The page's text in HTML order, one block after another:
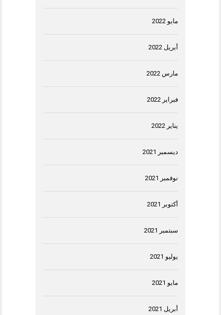
مايو 2022
أبريل 2022
مارس 2022
فبراير 2022
يناير 2022
ديسمبر 2021
نوفمبر 2021
أكتوبر 2021
سبتمبر 2021
يوليو 2021
مايو 2021
أبريل 2021